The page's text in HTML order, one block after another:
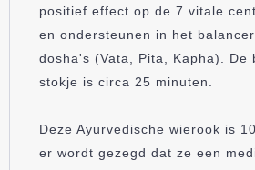
positief effect op de 7 vitale
en ondersteunen in het
dosha's (Vata, Pita, Kapha). De
stokje is circa 25 minuten.
Deze Ayurvedische wierook is
er wordt gezegd dat ze een